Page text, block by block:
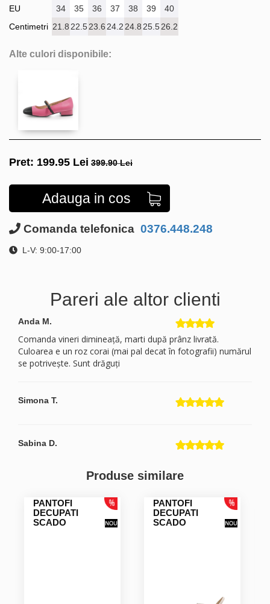
EU
Centimetri
34 35 36 37 38 39
40
21.8 22.523.6 24.2 24.8 25.526.2
Alte culori disponibile:
Pret: 199.95 Lei 399.90 Lei
Adauga in cos
Comanda telefonica 0376.448.248
L-V: 9:00-17:00
Pareri ale altor clienti
Anda M.
Comanda vineri dimineață, marti după prânz livrată.
Culoarea e un roz corai (mai pal decat în fotografii) numărul
se potrivește. Sunt drăguți
Simona T.
Sabina D.
Produse similare
PANTOFI
DECUPATI
SCADO
PANTOFI
DECUPATI
SCADO